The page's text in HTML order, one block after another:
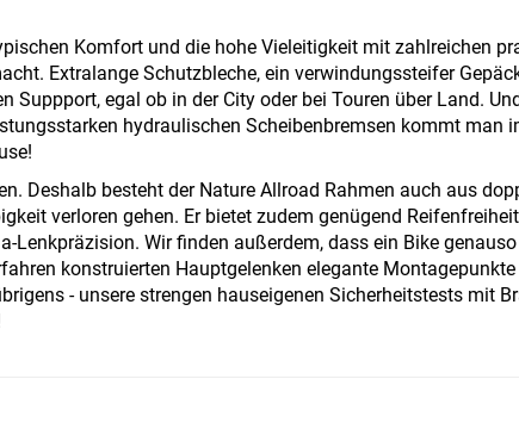
Komfort und die hohe Vieleitigkeit mit zahlreichen
Extralange Schutzbleche, ein verwindungssteifer
Suppport, egal ob in der City oder bei Touren über Land.
hydraulischen Scheibenbremsen kommt man
Deshalb besteht der Nature Allroad Rahmen auch aus
verloren gehen. Er bietet zudem genügend
Lenkpräzision. Wir finden außerdem, dass ein Bike
konstruierten Hauptgelenken elegante
- unsere strengen hauseigenen Sicherheitstests mit